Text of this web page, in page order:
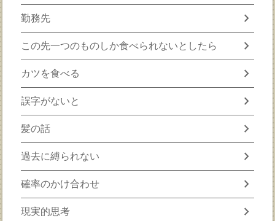
勤務先 chevron_right
この先一つのものしか食べられないとしたら chevron_right
カツを食べる chevron_right
誤字がないと chevron_right
髪の話 chevron_right
過去に縛られない chevron_right
確率のかけ合わせ chevron_right
現実的思考 chevron_right